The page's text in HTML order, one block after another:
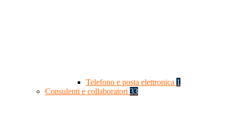
Telefono e posta elettronica 1
Consulenti e collaboratori 33